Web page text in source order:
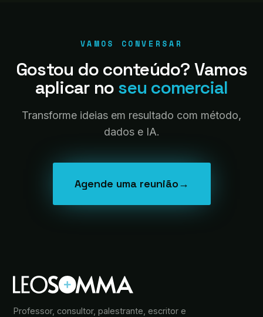
VAMOS CONVERSAR
Gostou do conteúdo? Vamos
aplicar no seu comercial
Transforme ideias em resultado com método,
dados e IA.
Agende uma reunião→
Professor, consultor, palestrante, escritor e